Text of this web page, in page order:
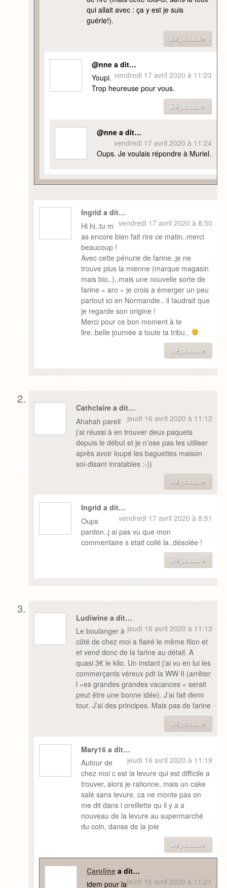
qui allait avec : ça y est je suis
guérie!).
Répondre
@nne a dit…
vendredi 17 avril 2020 à 11:23
Youpi.
Trop heureuse pour vous.
Répondre
@nne a dit…
vendredi 17 avril 2020 à 11:24
Oups. Je voulais répondre à Muriel.
Ingrid a dit…
vendredi 17 avril 2020 à 8:50
Hi hi..tu m
as encore bien fait rire ce matin..merci
beaucoup !
Avec cette pénurie de farine..je ne
trouve plus la mienne (marque magasin
mais bio..)..mais une nouvelle sorte de
farine « aro » je crois a émerger un peu
partout ici en Normandie.. il faudrait que
je regarde son origine !
Merci pour ce bon moment à te
lire..belle journée a toute ta tribu..
Répondre
Cathclaire a dit…
jeudi 16 avril 2020 à 11:12
Ahahah pareil
j’ai réussi à en trouver deux paquets
depuis le début et je n’ose pas les utiliser
après avoir loupé les baguettes maison
soi-disant inratables :-))
Répondre
Ingrid a dit…
vendredi 17 avril 2020 à 8:51
Oups
pardon..j ai pas vu que mon
commentaire s etait collé la..désolée !
Répondre
Ludiwine a dit…
jeudi 16 avril 2020 à 11:13
Le boulanger à
côté de chez moi a flairé le même filon et
et vend donc de la farine au détail. A
quasi 3€ le kilo. Un instant j’ai vu en lui les
commerçants véreux pdt la WW II (arrêter
l »es grandes grandes vacances » serait
peut être une bonne idée). J’ai fait demi
tour. J’ai des principes. Mais pas de farine
Répondre
Mary16 a dit…
jeudi 16 avril 2020 à 11:19
Autour de
chez moi c est la levure qui est difficile a
trouver, alors je rationne, mais un cake
salé sans levure, ca ne monte pas on
me dit dans l oreillette qu il y a a
nouveau de la levure au supermarché
du coin, danse de la joie
Répondre
Carolinea dit…
jeudi 16 avril 2020 à 11:21
idem pour la